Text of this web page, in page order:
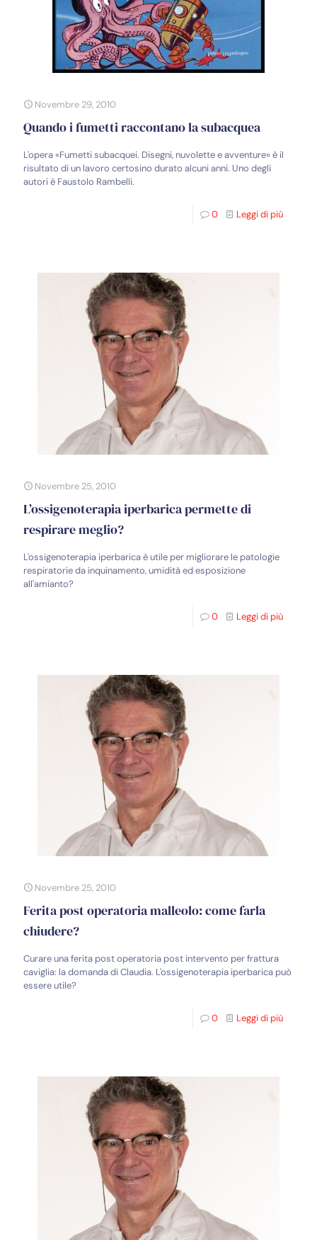
Novembre 29, 2010
Quando i fumetti raccontano la subacquea
L'opera «Fumetti subacquei. Disegni, nuvolette e avventure» è il
risultato di un lavoro certosino durato alcuni anni. Uno degli
autori è Faustolo Rambelli.
0 Leggi di più
Novembre 25, 2010
L’ossigenoterapia iperbarica permette di
respirare meglio?
L'ossigenoterapia iperbarica è utile per migliorare le patologie
respiratorie da inquinamento, umidità ed esposizione
all'amianto?
0 Leggi di più
Novembre 25, 2010
Ferita post operatoria malleolo: come farla
chiudere?
Curare una ferita post operatoria post intervento per frattura
caviglia: la domanda di Claudia. L'ossigenoterapia iperbarica può
essere utile?
0 Leggi di più